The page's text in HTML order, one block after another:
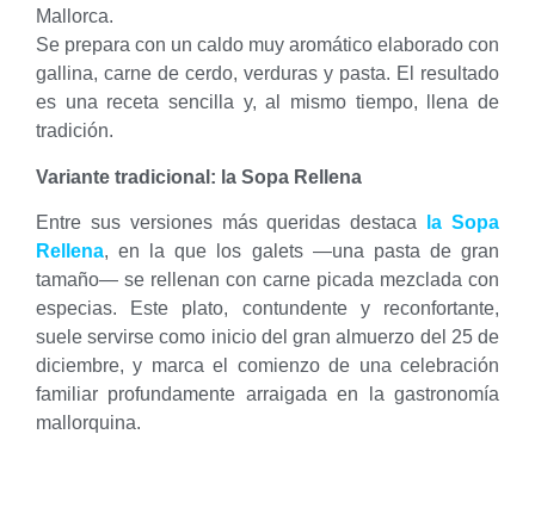
Mallorca.
Se prepara con un caldo muy aromático elaborado con
gallina, carne de cerdo, verduras y pasta. El resultado
es una receta sencilla y, al mismo tiempo, llena de
tradición.
Variante tradicional: la Sopa Rellena
Entre sus versiones más queridas destaca
la Sopa
Rellena, en la que los galets —una pasta de gran
tamaño— se rellenan con carne picada mezclada con
especias. Este plato, contundente y reconfortante,
suele servirse como inicio del gran almuerzo del 25 de
diciembre, y marca el comienzo de una celebración
familiar profundamente arraigada en la gastronomía
mallorquina.